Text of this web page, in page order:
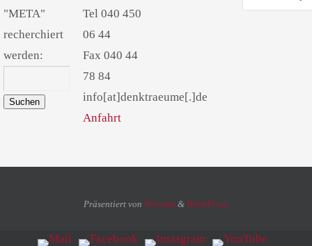
"META"
recherchiert
werden:
Suchen
Tel 040 450
06 44
Fax 040 44
78 84
info[at]denktraeume[.]de
Anfahrt
Präsentiert von Nirvana & WordPress.